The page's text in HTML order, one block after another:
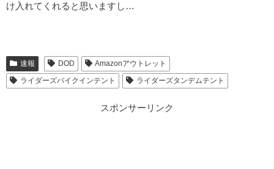
け入れてくれると思いますし…
速報 DOD
Amazonアウトレット
ライダーズバイクインテント
ライダーズタンデムテント
スポンサーリンク